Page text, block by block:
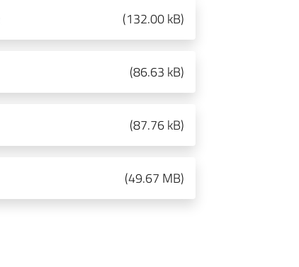
(132.00 kB)
(86.63 kB)
(87.76 kB)
(49.67 MB)